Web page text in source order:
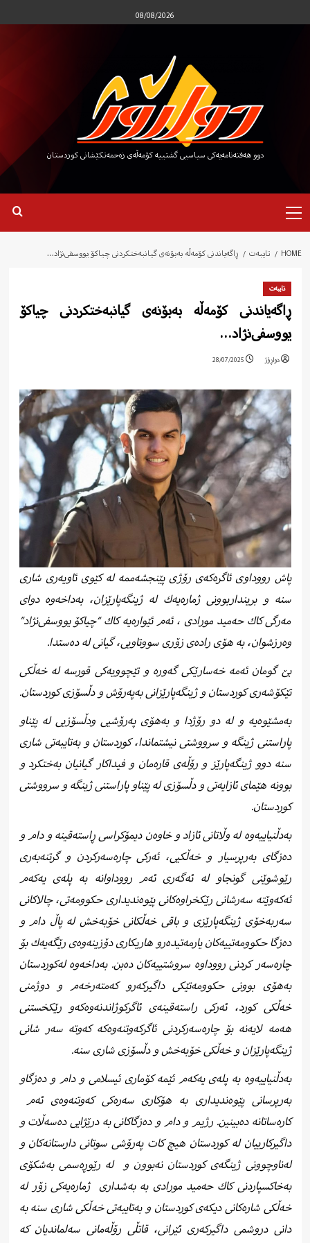
to
08/08/2026
دوو هەفتەنامەیەکی سیاسیی گشتییە کۆمەڵەی زەحمەتکێشانی کوردستان
Menu
HOME تایبەت ڕاگەیاندنی كۆمەڵە بەبۆنەی گیانبەختکردنی چیاکۆ یووسفی‌نژاد…
تایبەت
ڕاگەیاندنی كۆمەڵە بەبۆنەی گیانبەختکردنی چیاکۆ
یووسفی‌نژاد…
دواڕۆژ 28/07/2025
پاش رووداوی ئاگرەكەی رۆژی پێنجشەممە لە كێوی ئاویەری شاری
سنە و برینداربوونی ژمارەیەك لە ژینگەپارێزان، بەداخەوە دوای
مەرگی كاك حەمید مورادی ، ئەم ئێوارەیە كاك “چیاکۆ یووسفی‌نژاد”
وەرزشوان، بە هۆی رادەی زۆری سووتاویی، گیانی لە دەستدا.
بێ گومان ئەمە خەسارێكی گەورە و تێچوویەكی قورسە لە خەڵكی
تێكۆشەری كوردستان و ژینگەپارێزانی بەپەرۆش و دڵسۆزی كوردستان.
بەمشێوەیە و لە دو رۆژدا و بەهۆی پەرۆشیی ودڵسۆزیی لە پێناو
پاراستنی ژینگە و سرووشتی نیشتماندا، كوردستان و بەتایبەتی شاری
سنە دوو ژینگەپارێز و رۆڵەی قارەمان و فیداكار گیانیان بەختكرد و
بوونە هێمای ئازایەتی و دڵسۆزی لە پێناو پاراستنی ژینگە و سرووشتی
كوردستان.
بەدڵنیاییەوە لە وڵاتانی ئازاد و خاوەن دیمۆكراسی ڕاستەقینە و دام و
دەزگای بەرپرسیار و خەڵكیی، ئەركی چارەسەركردن و گرتنەبەری
رێوشوێنی گونجاو لە ئەگەری ئەم رووداوانە بە پلەی یەكەم
ئەكەوێتە سەرشانی رێكخراوەكانی پێوەندیداری حكوومەتی، چالاكانی
سەربەخۆی ژینگەپارێزی و باقی خەڵكانی خۆبەخش لە پاڵ دام و
دەزگا حكوومەتییەكان یارمەتیدەرو هاریكاری دۆزینەوەی رێگەیەك بۆ
چارەسەر كردنی رووداوە سروشتییەكان دەبن. بەداخەوە لەكوردستان
بەهۆی بوونی حكوومەتێكی داگیركەرو كەمتەرخەم و دوژمنی
خەڵكی كورد، ئەركی راستەقینەی ئاگركوژاندنەوەكەو رێكخستنی
هەمە لایەنە بۆ چارەسەركردنی ئاگركەوتنەوەكە كەوتە سەر شانی
ژینگەپارێزان و خەڵكی خۆبەخش و دڵسۆزی شاری سنە.
بەدڵنیاییەوە بە پلەی یەكەم ئێمە كۆماری ئیسلامی و دام و دەزگاو
بەرپرسانی پێوەندیداری بە هۆكاری سەرەكی كەوتنەوەی ئەم
كارەساتانە دەبینین. رژیم و دام و دەزگاكانی بە درێژایی دەسەڵات و
داگیركارییان لە كوردستان هیچ كات پەرۆشی سوتانی دارستانەكان و
لەناوچوونی ژینگەی كوردستان نەبوون و لە رێوڕەسمی بەشكۆی
بەخاكسپاردنی كاك حەمید مورادی بە بەشداری ژمارەیەكی زۆر لە
خەڵكی شارەكانی دیكەی كوردستان و بەتایبەتی خەڵكی شاری سنە بە
دانی دروشمی داگیركەری ئێرانی، قاتڵی رۆڵەمانی سەلماندیان كە